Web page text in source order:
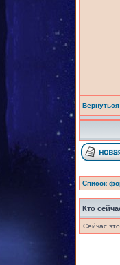
Список
Кто
Сейчас